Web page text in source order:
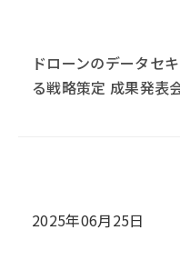
ドローンのデータセ
る戦略策定 成果発表
2025年06月25日